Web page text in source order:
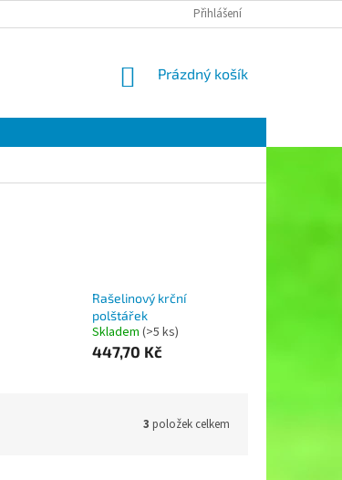
Přihlášení
NÁKUPNÍ
Prázdný košík
Rašelinový krční
polštářek
Skladem (>5 ks)
447,70 Kč
3 položek celkem